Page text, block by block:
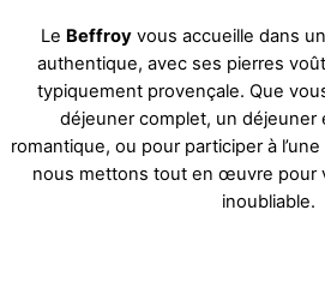
Le Beffroy vous accueille dans
authentique, avec ses pierres
typiquement provençale. Que
déjeuner complet, un déjeuner
romantique, ou pour participer à
nous mettons tout en œuvre pour
inoubliable.